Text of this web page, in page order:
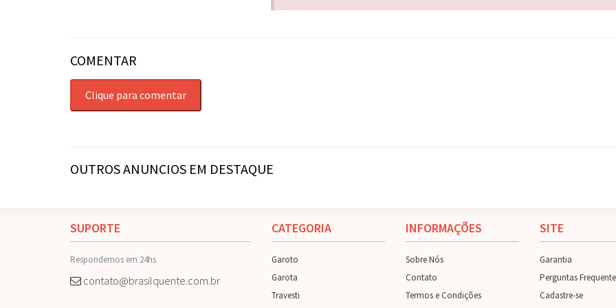
COMENTAR
Clique para comentar
OUTROS ANUNCIOS EM DESTAQUE
SUPORTE
Respondemos em 24hs
contato@brasilquente.com.br
CATEGORIA
Garoto
Garota
Travesti
INFORMAÇÕES
Sobre Nós
Contato
Termos e Condições
SITE
Garantia
Perguntas
Cadastre-se